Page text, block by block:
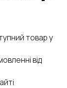
товар у
від